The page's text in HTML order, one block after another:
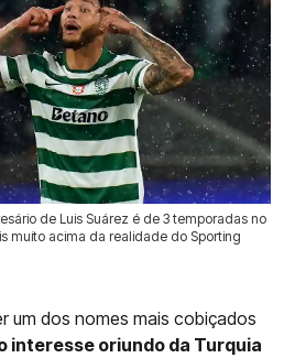
de Luis Suárez é de 3 temporadas no
muito acima da realidade do Sporting
um dos nomes mais cobiçados
interesse oriundo da Turquia